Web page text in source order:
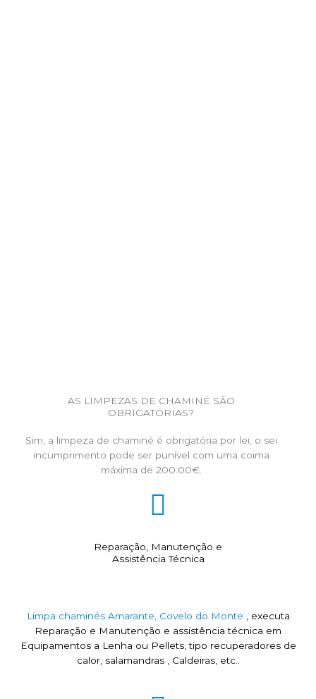
AS LIMPEZAS DE CHAMINÉ SÃO
OBRIGATÓRIAS?
Sim, a limpeza de chaminé é obrigatória por lei, o sei
incumprimento pode ser punível com uma coima
máxima de 200.00€.
Reparação, Manutenção e
Assistência Técnica
Limpa chaminés Amarante, Covelo do Monte , executa
Reparação e Manutenção e assistência técnica em
Equipamentos a Lenha ou Pellets, tipo recuperadores de
calor, salamandras , Caldeiras, etc..